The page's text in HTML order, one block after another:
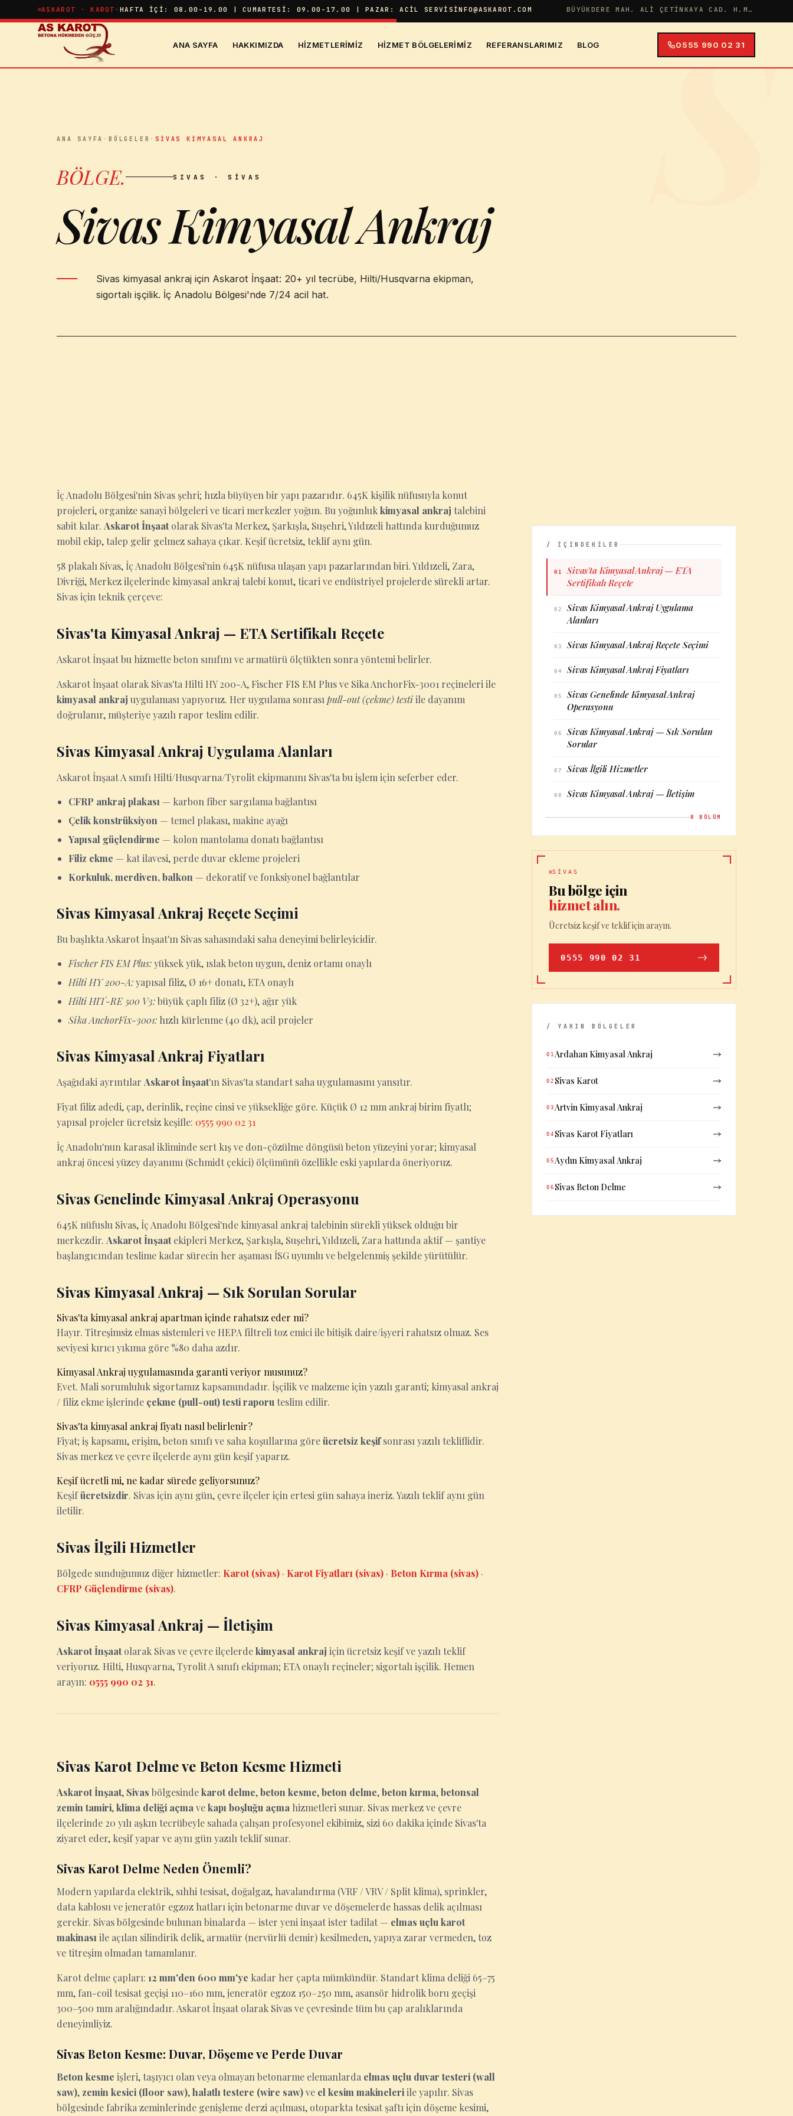
İçeriğe atlaASKAROT · KAROT ·HAFTA İÇI: 08.00-19.00 | CUMARTESI: 09.00-17.00 | PAZAR: ACIL SERVIS INFO@ASKAROT.COM BÜYÜKDERE MAH. ALI ÇETINKAYA CAD. H.MERYEM APT NO:38 İÇ KAPI NO:4
ANA SAYFA HAKKIMIZDA HIZMETLERIMIZ HIZMET BÖLGELERIMIZ REFERANSLARIMIZ BLOG 0555 990 02 31
S
ANA SAYFA ·BÖLGELER ·SIVAS KIMYASAL ANKRAJ
BÖLGE. SIVAS · SIVAS
Sivas Kimyasal Ankraj
Sivas kimyasal ankraj için Askarot İnşaat: 20+ yıl tecrübe, Hilti/Husqvarna ekipman,
sigortalı işçilik. İç Anadolu Bölgesi'nde 7/24 acil hat.
İç Anadolu Bölgesi'nin Sivas şehri; hızla büyüyen bir yapı pazarıdır. 645K kişilik nüfusuyla konut
projeleri, organize sanayi bölgeleri ve ticari merkezler yoğun. Bu yoğunlukkimyasal ankraj talebini
sabit kılar. Askarot İnşaatolarak Sivas'ta Merkez, Şarkışla, Suşehri, Yıldızeli hattında kurduğumuz
mobil ekip, talep gelir gelmez sahaya çıkar. Keşif ücretsiz, teklif aynı gün.
58 plakalı Sivas, İç Anadolu Bölgesi'nin 645K nüfusa ulaşan yapı pazarlarından biri. Yıldızeli, Zara,
Divriği, Merkez ilçelerinde kimyasal ankraj talebi konut, ticari ve endüstriyel projelerde sürekli artar.
Sivas için teknik çerçeve:
Sivas'ta Kimyasal Ankraj — ETA Sertifikalı Reçete
Askarot İnşaat bu hizmette beton sınıfını ve armatürü ölçtükten sonra yöntemi belirler.
Askarot İnşaat olarak Sivas'ta Hilti HY 200-A, Fischer FIS EM Plus ve Sika AnchorFix-3001 reçineleri ile
kimyasal ankraj uygulaması yapıyoruz. Her uygulama sonrası pull-out (çekme) testiile dayanım
doğrulanır, müşteriye yazılı rapor teslim edilir.
Sivas Kimyasal Ankraj Uygulama Alanları
Askarot İnşaat A sınıfı Hilti/Husqvarna/Tyrolit ekipmanını Sivas'ta bu işlem için seferber eder.
CFRP ankraj plakası — karbon fiber sargılama bağlantısı
Çelik konstrüksiyon — temel plakası, makine ayağı
Yapısal güçlendirme — kolon mantolama donatı bağlantısı
Filiz ekme — kat ilavesi, perde duvar ekleme projeleri
Korkuluk, merdiven, balkon — dekoratif ve fonksiyonel bağlantılar
Sivas Kimyasal Ankraj Reçete Seçimi
Bu başlıkta Askarot İnşaat'ın Sivas sahasındaki saha deneyimi belirleyicidir.
Fischer FIS EM Plus:yüksek yük, ıslak beton uygun, deniz ortamı onaylı
Hilti HY 200-A:yapısal filiz, Ø 16+ donatı, ETA onaylı
Hilti HIT-RE 500 V3:büyük çaplı filiz (Ø 32+), ağır yük
Sika AnchorFix-3001: hızlı kürlenme (40 dk), acil projeler
Sivas Kimyasal Ankraj Fiyatları
Aşağıdaki ayrıntılar Askarot İnşaat'ın Sivas'ta standart saha uygulamasını yansıtır.
Fiyat filiz adedi, çap, derinlik, reçine cinsi ve yüksekliğe göre. Küçük Ø 12 mm ankraj birim fiyatlı;
yapısal projeler ücretsiz keşifle: 0555 990 02 31
İç Anadolu'nun karasal ikliminde sert kış ve don-çözülme döngüsü beton yüzeyini yorar; kimyasal
ankraj öncesi yüzey dayanımı (Schmidt çekici) ölçümünü özellikle eski yapılarda öneriyoruz.
Sivas Genelinde Kimyasal Ankraj Operasyonu
645K nüfuslu Sivas, İç Anadolu Bölgesi'nde kimyasal ankraj talebinin sürekli yüksek olduğu bir
merkezdir. Askarot İnşaatekipleri Merkez, Şarkışla, Suşehri, Yıldızeli, Zara hattında aktif — şantiye
başlangıcından teslime kadar sürecin her aşaması İSG uyumlu ve belgelenmiş şekilde yürütülür.
Sivas Kimyasal Ankraj — Sık Sorulan Sorular
Sivas'ta kimyasal ankraj apartman içinde rahatsız eder mi?
Hayır. Titreşimsiz elmas sistemleri ve HEPA filtreli toz emici ile bitişik daire/işyeri rahatsız olmaz. Ses
seviyesi kırıcı yıkıma göre %80 daha azdır.
Kimyasal Ankraj uygulamasında garanti veriyor musunuz?
Evet. Mali sorumluluk sigortamız kapsamındadır. İşçilik ve malzeme için yazılı garanti; kimyasal ankraj
/ filiz ekme işlerinde çekme (pull-out) testi raporu teslim edilir.
Sivas'ta kimyasal ankraj fiyatı nasıl belirlenir?
Fiyat; iş kapsamı, erişim, beton sınıfı ve saha koşullarına göreücretsiz keşifsonrası yazılı tekliflidir.
Sivas merkez ve çevre ilçelerde aynı gün keşif yaparız.
Keşif ücretli mi, ne kadar sürede geliyorsunuz?
Keşifücretsizdir. Sivas için aynı gün, çevre ilçeler için ertesi gün sahaya ineriz. Yazılı teklif aynı gün
iletilir.
Sivas İlgili Hizmetler
Bölgede sunduğumuz diğer hizmetler: Karot (sivas) · Karot Fiyatları (sivas) · Beton Kırma (sivas) ·
CFRP Güçlendirme (sivas).
Sivas Kimyasal Ankraj — İletişim
Askarot İnşaatolarak Sivas ve çevre ilçelerdekimyasal ankraj için ücretsiz keşif ve yazılı teklif
veriyoruz. Hilti, Husqvarna, Tyrolit A sınıfı ekipman; ETA onaylı reçineler; sigortalı işçilik. Hemen
arayın: 0555 990 02 31.
Sivas Karot Delme ve Beton Kesme Hizmeti
Askarot İnşaat, Sivas bölgesindekarot delme,beton kesme,beton delme,beton kırma,betonsal
zemin tamiri,klima deliği açma vekapı boşluğu açma hizmetleri sunar. Sivas merkez ve çevre
ilçelerinde 20 yılı aşkın tecrübeyle sahada çalışan profesyonel ekibimiz, sizi 60 dakika içinde Sivas'ta
ziyaret eder, keşif yapar ve aynı gün yazılı teklif sunar.
Sivas Karot Delme Neden Önemli?
Modern yapılarda elektrik, sıhhi tesisat, doğalgaz, havalandırma (VRF / VRV / Split klima), sprinkler,
data kablosu ve jeneratör egzoz hatları için betonarme duvar ve döşemelerde hassas delik açılması
gerekir. Sivas bölgesinde bulunan binalarda — ister yeni inşaat ister tadilat — elmas uçlu karot
makinası ile açılan silindirik delik, armatür (nervürlü demir) kesilmeden, yapıya zarar vermeden, toz
ve titreşim olmadan tamamlanır.
Karot delme çapları: 12 mm'den 600 mm'ye kadar her çapta mümkündür. Standart klima deliği 65–75
mm, fan-coil tesisat geçişi 110–160 mm, jeneratör egzoz 150–250 mm, asansör hidrolik boru geçişi
300–500 mm aralığındadır. Askarot İnşaat olarak Sivas ve çevresinde tüm bu çap aralıklarında
deneyimliyiz.
Sivas Beton Kesme: Duvar, Döşeme ve Perde Duvar
Beton kesme işleri, taşıyıcı olan veya olmayan betonarme elemanlarda elmas uçlu duvar testeri (wall
saw), zemin kesici (floor saw),halatlı testere (wire saw)ve el kesim makineleriile yapılır. Sivas
bölgesinde fabrika zeminlerinde genişleme derzi açılması, otoparkta tesisat şaftı için döşeme kesimi,
/ İÇİNDEKİLER
01
Sivas'ta Kimyasal Ankraj — ETA
Sertifikalı Reçete
02
Sivas Kimyasal Ankraj Uygulama
Alanları
03 Sivas Kimyasal Ankraj Reçete Seçimi
04 Sivas Kimyasal Ankraj Fiyatları
05
Sivas Genelinde Kimyasal Ankraj
Operasyonu
06
Sivas Kimyasal Ankraj — Sık Sorulan
Sorular
07 Sivas İlgili Hizmetler
08 Sivas Kimyasal Ankraj — İletişim
8 BÖLÜM
SIVAS
Bu bölge için
hizmet alın.
Ücretsiz keşif ve teklif için arayın.
0555 990 02 31
/ YAKIN BÖLGELER
01 Ardahan Kimyasal Ankraj
02 Sivas Karot
03 Artvin Kimyasal Ankraj
04 Sivas Karot Fiyatları
05 Aydın Kimyasal Ankraj
06 Sivas Beton Delme